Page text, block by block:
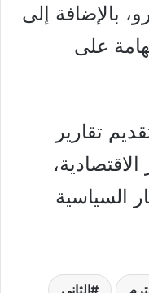
بالإضافة إلى
على
تقارير
السياسية
الثاني